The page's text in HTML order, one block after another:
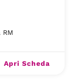
Apri Scheda